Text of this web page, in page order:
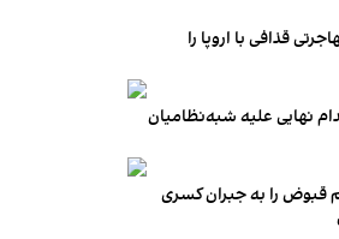
قذافی با اروپا را
نهایی علیه شبه‌نظامیان
قبوض را به جبران کسری